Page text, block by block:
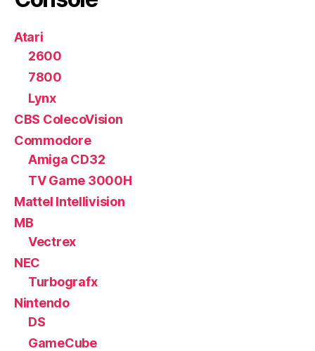
Atari
2600
7800
Lynx
CBS ColecoVision
Commodore
Amiga CD32
TV Game 3000H
Mattel Intellivision
MB
Vectrex
NEC
Turbografx
Nintendo
DS
GameCube